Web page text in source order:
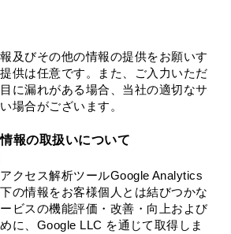
及びその他の情報の提供をお願いす
供は任意です。また、ご入力いただ
に漏れがある場合、当社の適切なサ
場合がございます。
報の取扱いについて
クセス解析ツールGoogle Analytics
の情報をお客様個人とは結びつかな
ビスの機能評価・改善・向上および
に、Google LLC を通じて取得しま